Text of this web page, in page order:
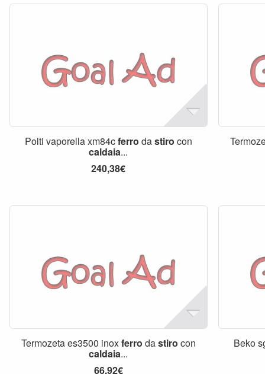
Polti vaporella xm84cferro dastiro con
caldaia...
240,38€
Termozeta es3500 inoxferro dastiro con
caldaia...
66,92€
Beko